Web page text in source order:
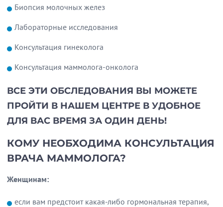
Биопсия молочных желез
Лабораторные исследования
Консультация гинеколога
Консультация маммолога-онколога
ВСЕ ЭТИ ОБСЛЕДОВАНИЯ ВЫ МОЖЕТЕ
ПРОЙТИ В НАШЕМ ЦЕНТРЕ В УДОБНОЕ
ДЛЯ ВАС ВРЕМЯ ЗА ОДИН ДЕНЬ!
КОМУ НЕОБХОДИМА КОНСУЛЬТАЦИЯ
ВРАЧА МАММОЛОГА?
Женщинам:
если вам предстоит какая-либо гормональная терапия,